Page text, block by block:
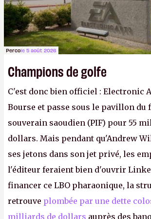
Percole 5 août 2026
Champions de golfe
C'est donc bien officiel : Electronic
Bourse et passe sous le pavillon du
souverain saoudien (PIF) pour 55
dollars. Mais pendant qu'Andrew
ses jetons dans son jet privé, les
l'éditeur feraient bien d'ouvrir
financer ce LBO pharaonique, la
retrouve plombée par une dette
milliards de dollars auprès des